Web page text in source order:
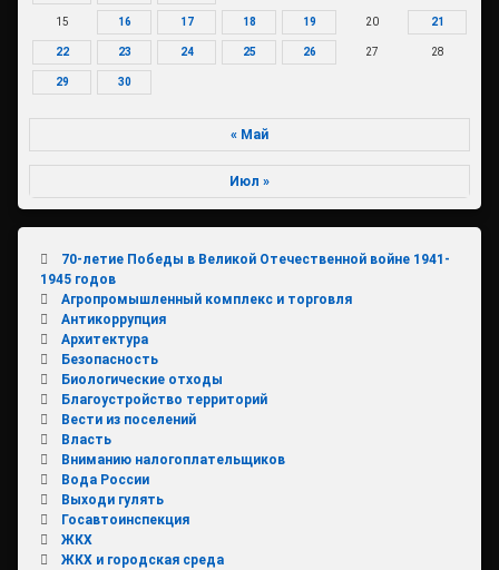
15 16 17 18 19 20 21
22 23 24 25 26 27 28
29 30
« Май
Июл »
70-летие Победы в Великой Отечественной войне 1941-
1945 годов
Агропромышленный комплекс и торговля
Антикоррупция
Архитектура
Безопасность
Биологические отходы
Благоустройство территорий
Вести из поселений
Власть
Вниманию налогоплательщиков
Вода России
Выходи гулять
Госавтоинспекция
ЖКХ
ЖКХ и городская среда